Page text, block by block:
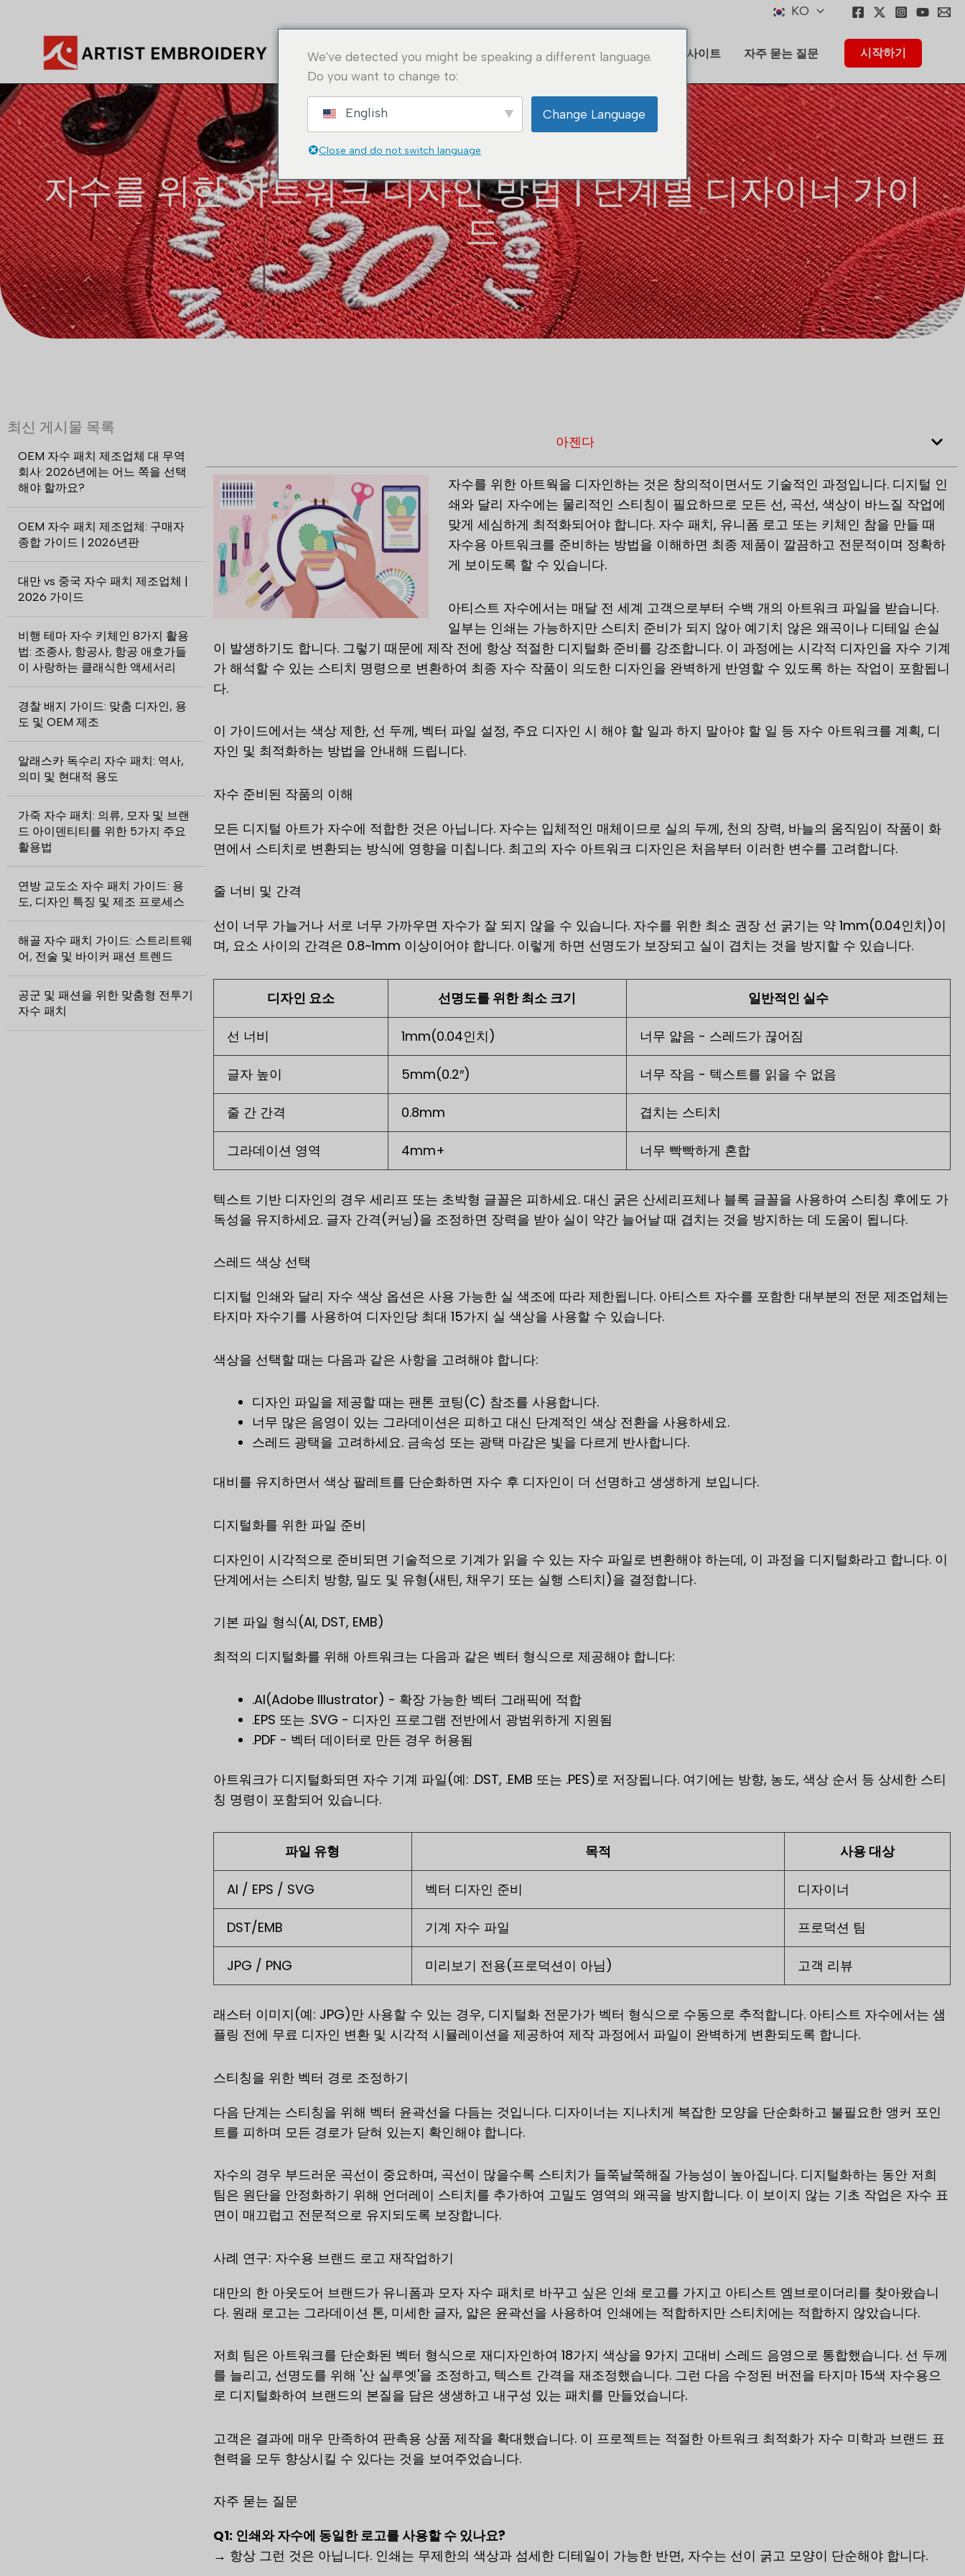
건
너
뛰
기
KO
홈 정보 애플리케이션 솔루션 주문 방법 인사이트 자주 묻는 질문 시작하기
자수를 위한 아트워크 디자인 방법 | 단계별 디자이너 가이
드
최신 게시물 목록
OEM 자수 패치 제조업체 대 무역
회사: 2026년에는 어느 쪽을 선택
해야 할까요?
OEM 자수 패치 제조업체: 구매자
종합 가이드 | 2026년판
대만 vs 중국 자수 패치 제조업체 |
2026 가이드
비행 테마 자수 키체인 8가지 활용
법: 조종사, 항공사, 항공 애호가들
이 사랑하는 클래식한 액세서리
경찰 배지 가이드: 맞춤 디자인, 용
도 및 OEM 제조
알래스카 독수리 자수 패치: 역사,
의미 및 현대적 용도
가죽 자수 패치: 의류, 모자 및 브랜
드 아이덴티티를 위한 5가지 주요
활용법
연방 교도소 자수 패치 가이드: 용
도, 디자인 특징 및 제조 프로세스
해골 자수 패치 가이드: 스트리트웨
어, 전술 및 바이커 패션 트렌드
공군 및 패션을 위한 맞춤형 전투기
자수 패치
아젠다
자수를 위한 아트웍을 디자인하는 것은 창의적이면서도 기술적인 과정입니다. 디지털 인
쇄와 달리 자수에는 물리적인 스티칭이 필요하므로 모든 선, 곡선, 색상이 바느질 작업에
맞게 세심하게 최적화되어야 합니다. 자수 패치, 유니폼 로고 또는 키체인 참을 만들 때
자수용 아트워크를 준비하는 방법을 이해하면 최종 제품이 깔끔하고 전문적이며 정확하
게 보이도록 할 수 있습니다.
아티스트 자수에서는 매달 전 세계 고객으로부터 수백 개의 아트워크 파일을 받습니다.
일부는 인쇄는 가능하지만 스티치 준비가 되지 않아 예기치 않은 왜곡이나 디테일 손실
이 발생하기도 합니다. 그렇기 때문에 제작 전에 항상 적절한 디지털화 준비를 강조합니다. 이 과정에는 시각적 디자인을 자수 기계
가 해석할 수 있는 스티치 명령으로 변환하여 최종 자수 작품이 의도한 디자인을 완벽하게 반영할 수 있도록 하는 작업이 포함됩니
다.
이 가이드에서는 색상 제한, 선 두께, 벡터 파일 설정, 주요 디자인 시 해야 할 일과 하지 말아야 할 일 등 자수 아트워크를 계획, 디
자인 및 최적화하는 방법을 안내해 드립니다.
자수 준비된 작품의 이해
모든 디지털 아트가 자수에 적합한 것은 아닙니다. 자수는 입체적인 매체이므로 실의 두께, 천의 장력, 바늘의 움직임이 작품이 화
면에서 스티치로 변환되는 방식에 영향을 미칩니다. 최고의 자수 아트워크 디자인은 처음부터 이러한 변수를 고려합니다.
줄 너비 및 간격
선이 너무 가늘거나 서로 너무 가까우면 자수가 잘 되지 않을 수 있습니다. 자수를 위한 최소 권장 선 굵기는 약 1mm(0.04인치)이
며, 요소 사이의 간격은 0.8~1mm 이상이어야 합니다. 이렇게 하면 선명도가 보장되고 실이 겹치는 것을 방지할 수 있습니다.
디자인 요소 선명도를 위한 최소 크기 일반적인 실수
선 너비 1mm(0.04인치) 너무 얇음 - 스레드가 끊어짐
글자 높이 5mm(0.2″) 너무 작음 - 텍스트를 읽을 수 없음
줄 간 간격 0.8mm 겹치는 스티치
그라데이션 영역 4mm+ 너무 빡빡하게 혼합
텍스트 기반 디자인의 경우 세리프 또는 초박형 글꼴은 피하세요. 대신 굵은 산세리프체나 블록 글꼴을 사용하여 스티칭 후에도 가
독성을 유지하세요. 글자 간격(커닝)을 조정하면 장력을 받아 실이 약간 늘어날 때 겹치는 것을 방지하는 데 도움이 됩니다.
스레드 색상 선택
디지털 인쇄와 달리 자수 색상 옵션은 사용 가능한 실 색조에 따라 제한됩니다. 아티스트 자수를 포함한 대부분의 전문 제조업체는
타지마 자수기를 사용하여 디자인당 최대 15가지 실 색상을 사용할 수 있습니다.
색상을 선택할 때는 다음과 같은 사항을 고려해야 합니다:
디자인 파일을 제공할 때는 팬톤 코팅(C) 참조를 사용합니다.
너무 많은 음영이 있는 그라데이션은 피하고 대신 단계적인 색상 전환을 사용하세요.
스레드 광택을 고려하세요. 금속성 또는 광택 마감은 빛을 다르게 반사합니다.
대비를 유지하면서 색상 팔레트를 단순화하면 자수 후 디자인이 더 선명하고 생생하게 보입니다.
디지털화를 위한 파일 준비
디자인이 시각적으로 준비되면 기술적으로 기계가 읽을 수 있는 자수 파일로 변환해야 하는데, 이 과정을 디지털화라고 합니다. 이
단계에서는 스티치 방향, 밀도 및 유형(새틴, 채우기 또는 실행 스티치)을 결정합니다.
기본 파일 형식(AI, DST, EMB)
최적의 디지털화를 위해 아트워크는 다음과 같은 벡터 형식으로 제공해야 합니다:
.AI(Adobe Illustrator) - 확장 가능한 벡터 그래픽에 적합
.EPS 또는 .SVG - 디자인 프로그램 전반에서 광범위하게 지원됨
.PDF - 벡터 데이터로 만든 경우 허용됨
아트워크가 디지털화되면 자수 기계 파일(예: .DST, .EMB 또는 .PES)로 저장됩니다. 여기에는 방향, 농도, 색상 순서 등 상세한 스티
칭 명령이 포함되어 있습니다.
파일 유형 목적 사용 대상
AI / EPS / SVG 벡터 디자인 준비 디자이너
DST/EMB 기계 자수 파일 프로덕션 팀
JPG / PNG 미리보기 전용(프로덕션이 아님) 고객 리뷰
래스터 이미지(예: JPG)만 사용할 수 있는 경우, 디지털화 전문가가 벡터 형식으로 수동으로 추적합니다. 아티스트 자수에서는 샘
플링 전에 무료 디자인 변환 및 시각적 시뮬레이션을 제공하여 제작 과정에서 파일이 완벽하게 변환되도록 합니다.
스티칭을 위한 벡터 경로 조정하기
다음 단계는 스티칭을 위해 벡터 윤곽선을 다듬는 것입니다. 디자이너는 지나치게 복잡한 모양을 단순화하고 불필요한 앵커 포인
트를 피하며 모든 경로가 닫혀 있는지 확인해야 합니다.
자수의 경우 부드러운 곡선이 중요하며, 곡선이 많을수록 스티치가 들쭉날쭉해질 가능성이 높아집니다. 디지털화하는 동안 저희
팀은 원단을 안정화하기 위해 언더레이 스티치를 추가하여 고밀도 영역의 왜곡을 방지합니다. 이 보이지 않는 기초 작업은 자수 표
면이 매끄럽고 전문적으로 유지되도록 보장합니다.
사례 연구: 자수용 브랜드 로고 재작업하기
대만의 한 아웃도어 브랜드가 유니폼과 모자 자수 패치로 바꾸고 싶은 인쇄 로고를 가지고 아티스트 엠브로이더리를 찾아왔습니
다. 원래 로고는 그라데이션 톤, 미세한 글자, 얇은 윤곽선을 사용하여 인쇄에는 적합하지만 스티치에는 적합하지 않았습니다.
저희 팀은 아트워크를 단순화된 벡터 형식으로 재디자인하여 18가지 색상을 9가지 고대비 스레드 음영으로 통합했습니다. 선 두께
를 늘리고, 선명도를 위해 '산 실루엣'을 조정하고, 텍스트 간격을 재조정했습니다. 그런 다음 수정된 버전을 타지마 15색 자수용으
로 디지털화하여 브랜드의 본질을 담은 생생하고 내구성 있는 패치를 만들었습니다.
고객은 결과에 매우 만족하여 판촉용 상품 제작을 확대했습니다. 이 프로젝트는 적절한 아트워크 최적화가 자수 미학과 브랜드 표
현력을 모두 향상시킬 수 있다는 것을 보여주었습니다.
자주 묻는 질문
Q1: 인쇄와 자수에 동일한 로고를 사용할 수 있나요?
→ 항상 그런 것은 아닙니다. 인쇄는 무제한의 색상과 섬세한 디테일이 가능한 반면, 자수는 선이 굵고 모양이 단순해야 합니다.
We've detected you might be speaking a different language.
Do you want to change to:
English Change Language
Close and do not switch language